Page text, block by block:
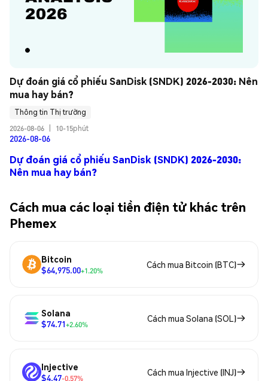
Dự đoán giá cổ phiếu SanDisk (SNDK) 2026-2030: Nên
mua hay bán?
Thông tin Thị trường
2026-08-06
10-15phút
2026-08-06
Dự đoán giá cổ phiếu SanDisk (SNDK) 2026-2030:
Nên mua hay bán?
Cách mua các loại tiền điện tử khác trên
Phemex
Bitcoin
$64,975.00+1.20%
Cách mua Bitcoin (BTC)
Solana
$74.71+2.60%
Cách mua Solana (SOL)
Injective
$4.47-0.57%
Cách mua Injective (INJ)